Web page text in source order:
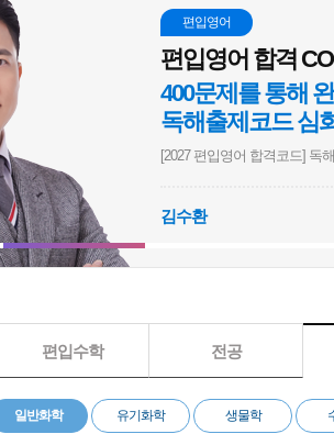
편입영어
편입영어 합격
400문제를 통해
독해출제코드 심
[2027 편입영어 합격코드] 독
김수환
[이정민] [2027 BIOstory] 의학계열 편입생물 심화 1000제 문제풀이
영어
[이지훈] [2027 쉬운편입]
편입수학 전공
일반화학 유기화학 생물학